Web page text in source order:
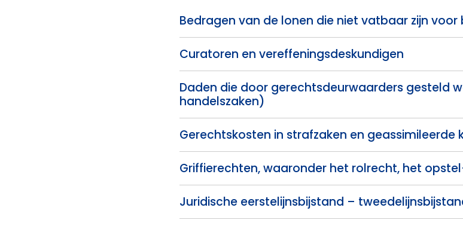
Bedragen van de lonen die niet vatbaar zijn voor
Curatoren en vereffeningsdeskundigen
Daden die door gerechtsdeurwaarders gesteld
handelszaken)
Gerechtskosten in strafzaken en geassimileerde
Griffierechten, waaronder het rolrecht, het
Juridische eerstelijnsbijstand –